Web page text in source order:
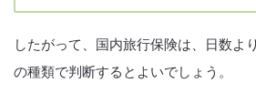
したがって、国内旅行保険は、日数よ
の種類で判断するとよいでしょう。